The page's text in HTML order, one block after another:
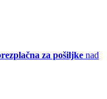
za pošiljke nad